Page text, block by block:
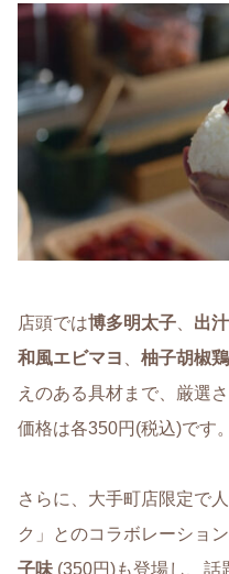
店頭では博多明太子 出
和風エビマヨ
柚子胡椒
えのある具材まで、厳選
価格は各350円(税込)です。
さらに、大手町店限定で
ク」とのコラボレーショ
子味 (350円)も登場し、話